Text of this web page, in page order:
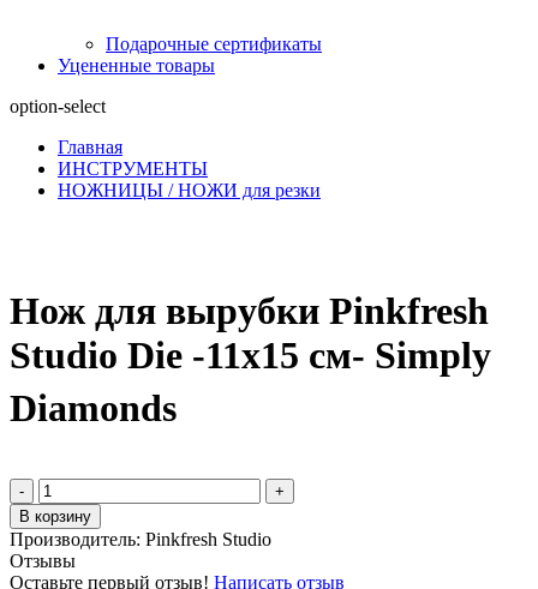
Подарочные сертификаты
Уцененные товары
option-select
Главная
ИНСТРУМЕНТЫ
НОЖНИЦЫ / НОЖИ для резки
Нож для вырубки Pinkfresh
Studio Die -11х15 см- Simply
Diamonds
-
+
В корзину
Производитель: Pinkfresh Studio
Отзывы
Оставьте первый отзыв! Написать отзыв